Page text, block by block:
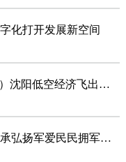
化打开发展新空间
系列报道：聚焦服务业扩能提质（五）沈阳低空经济飞出新“高度”
霍步刚“八一”前夕走访慰问时强调 传承弘扬军爱民民拥军光荣传统 巩固发展新时代军政军民团结 韩伟参加相关活动